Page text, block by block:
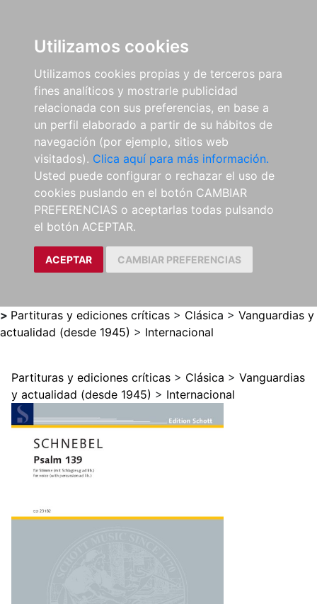
Utilizamos cookies
Utilizamos cookies propias y de terceros para
fines analíticos y mostrarle publicidad
relacionada con sus preferencias, en base a
un perfil elaborado a partir de su hábitos de
navegación (por ejemplo, sitios web
visitados). Clica aquí para más información.
Usted puede configurar o rechazar el uso de
cookies puslando en el botón CAMBIAR
PREFERENCIAS o aceptarlas todas pulsando
el botón ACEPTAR.
ACEPTAR CAMBIAR PREFERENCIAS
> Partituras y ediciones críticas > Clásica > Vanguardias y
actualidad (desde 1945) > Internacional
Partituras y ediciones críticas > Clásica > Vanguardias
y actualidad (desde 1945) > Internacional